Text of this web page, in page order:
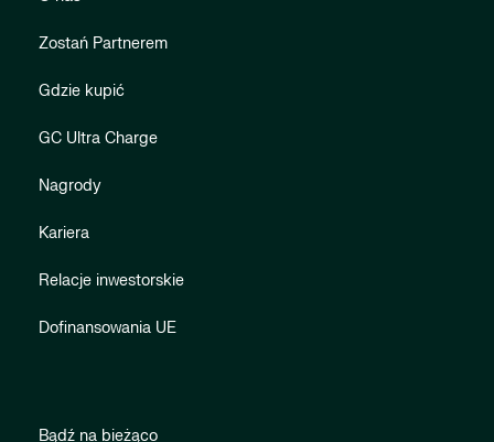
Zostań Partnerem
Gdzie kupić
GC Ultra Charge
Nagrody
Kariera
Relacje inwestorskie
Dofinansowania UE
Bądź na bieżąco